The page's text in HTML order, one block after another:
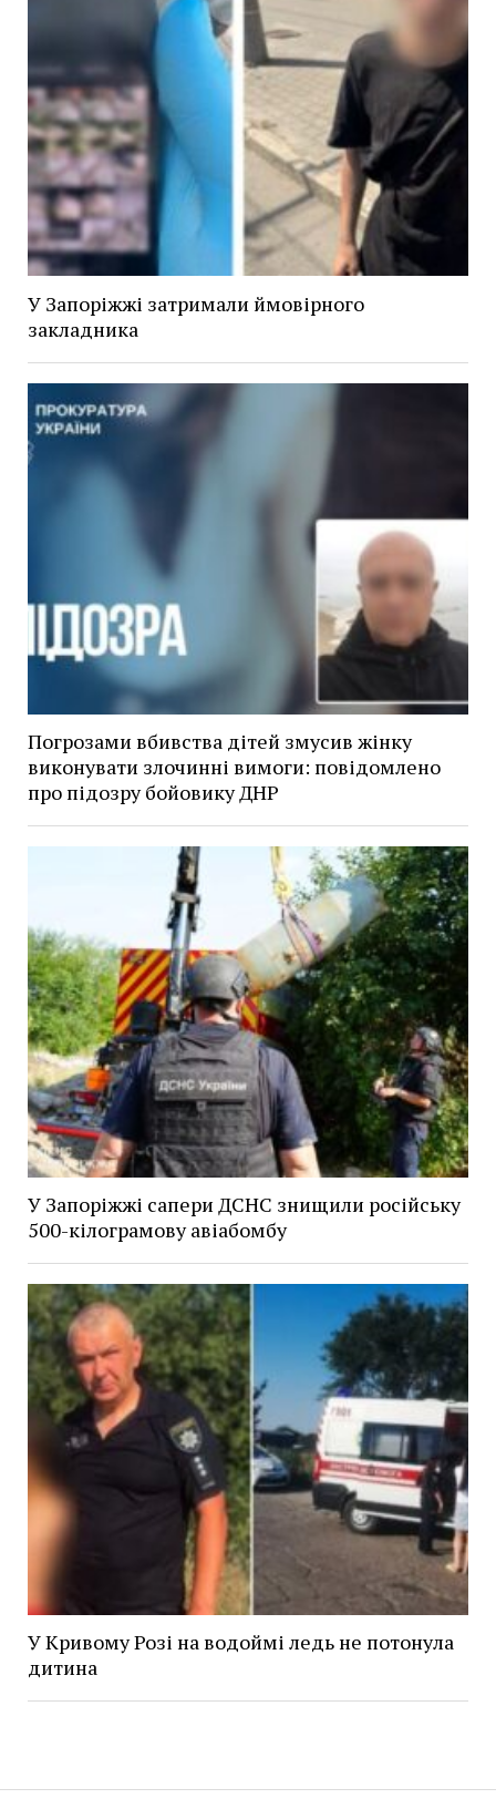
У Запоріжжі затримали ймовірного
закладника
Погрозами вбивства дітей змусив жінку
виконувати злочинні вимоги: повідомлено
про підозру бойовику ДНР
У Запоріжжі сапери ДСНС знищили російську
500-кілограмову авіабомбу
У Кривому Розі на водоймі ледь не потонула
дитина